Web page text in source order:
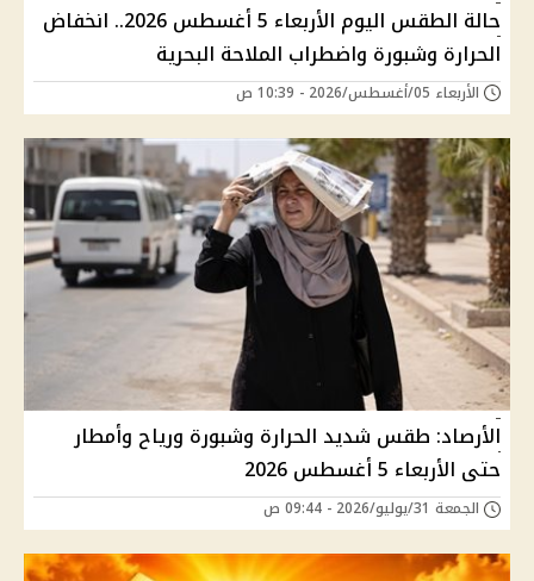
حالة الطقس اليوم الأربعاء 5 أغسطس 2026.. انخفاض
الحرارة وشبورة واضطراب الملاحة البحرية
الأربعاء 05/أغسطس/2026 - 10:39 ص
الأرصاد: طقس شديد الحرارة وشبورة ورياح وأمطار
حتى الأربعاء 5 أغسطس 2026
الجمعة 31/يوليو/2026 - 09:44 ص